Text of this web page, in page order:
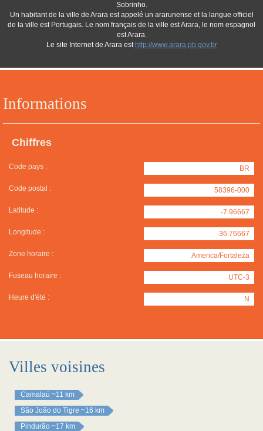
Informations
Chiffres
Code pays : BR
Code postal : 58396-000
Latitude : -7.96667
Longitude : -36.76667
Zone horaire : America/Fortaleza
Fuseau horaire : UTC-3
Heure d'été : N
Sobrinho.
Un habitant de la ville de Arara est appelé un ararunense et la langue officiel
de la ville est Portugais. Le nom français de la ville est Arara, le nom espagnol
est Arara.
Le site Internet de Arara est http://www.arara.pb.gov.br
Villes voisines
Camalaú ~11 km
São João do Tigre ~16 km
Pindurão ~17 km